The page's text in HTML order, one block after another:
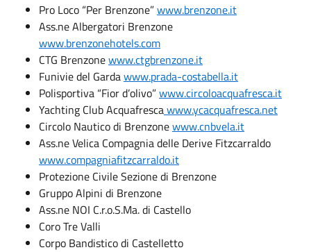
Pro Loco “Per Brenzone”www.brenzone.it
Ass.ne Albergatori Brenzone
www.brenzonehotels.com
CTG Brenzonewww.ctgbrenzone.it
Funivie del Gardawww.prada-costabella.it
Polisportiva “Fior d’olivo”www.circoloacquafresca.it
Yachting Club Acquafrescawww.ycacquafresca.net
Circolo Nautico di Brenzonewww.cnbvela.it
Ass.ne Velica Compagnia delle Derive Fitzcarraldo
www.compagniafitzcarraldo.it
Protezione Civile Sezione di Brenzone
Gruppo Alpini di Brenzone
Ass.ne NOI C.r.o.S.Ma. di Castello
Coro Tre Valli
Corpo Bandistico di Castelletto